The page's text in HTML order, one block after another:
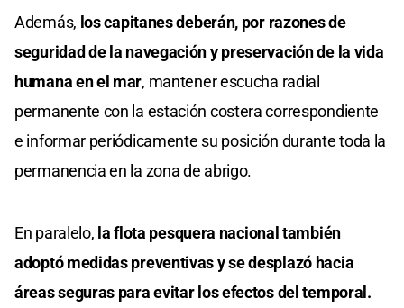
Además, los capitanes deberán, por razones de
seguridad de la navegación y preservación de la vida
humana en el mar, mantener escucha radial
permanente con la estación costera correspondiente
e informar periódicamente su posición durante toda la
permanencia en la zona de abrigo.
En paralelo, la flota pesquera nacional también
adoptó medidas preventivas y se desplazó hacia
áreas seguras para evitar los efectos del temporal.